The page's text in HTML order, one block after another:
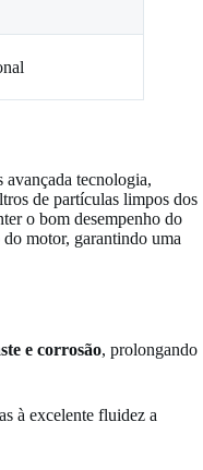
tecnologia,
de partículas limpos dos
o bom desempenho do
motor, garantindo uma
e corrosão, prolongando
à excelente fluidez a